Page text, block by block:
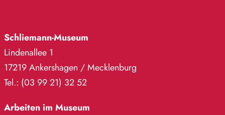
Schliemann-Museum
Lindenallee 1
17219 Ankershagen / Mecklenburg
Tel.: (03 99 21) 32 52
Arbeiten im Museum